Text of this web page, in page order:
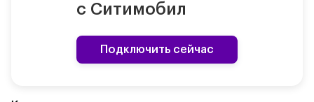
с Ситимобил
Подключить сейчас